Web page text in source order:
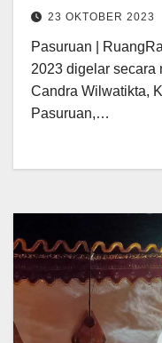
23 OKTOBER 2023
Pasuruan |
2023 digelar secara
Candra Wilwatikta,
Pasuruan,…